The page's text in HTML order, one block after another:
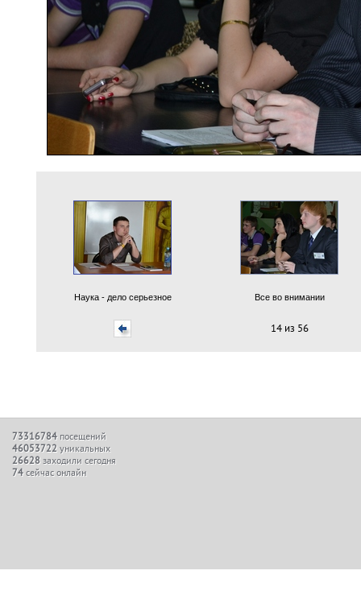
Наука - дело серьезное Все во внимании
14 из 56
73316784посещений
46053722 уникальных
26628 заходили сегодня
74сейчас онлайн